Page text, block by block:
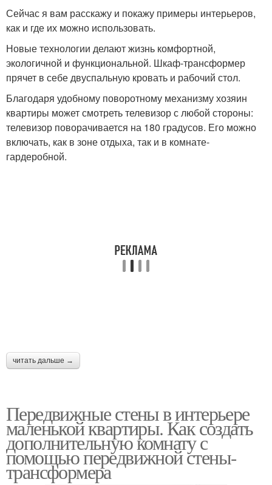
Сейчас я вам расскажу и покажу примеры интерьеров,
как и где их можно использовать.
Новые технологии делают жизнь комфортной,
экологичной и функциональной. Шкаф-трансформер
прячет в себе двуспальную кровать и рабочий стол.
Благодаря удобному поворотному механизму хозяин
квартиры может смотреть телевизор с любой стороны:
телевизор поворачивается на 180 градусов. Его можно
включать, как в зоне отдыха, так и в комнате-
гардеробной.
читать дальше →
Передвижные стены в интерьере
маленькой квартиры. Как создать
дополнительную комнату с
помощью передвижной стены-
трансформера